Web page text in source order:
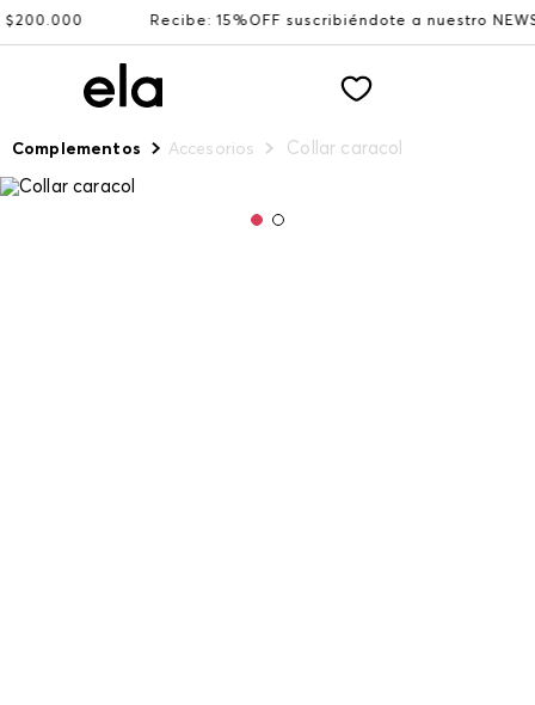
Recibe: 15%OFF suscribiéndote a nuestro
Complementos Accesorios Collar caracol